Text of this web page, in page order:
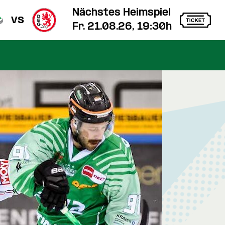
vs
Nächstes Heimspiel
Fr. 21.08.26, 19:30h